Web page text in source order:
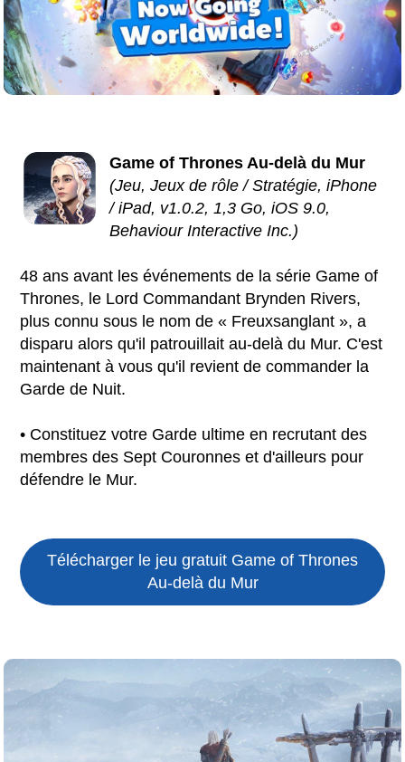
Game of Thrones Au-delà du Mur
(Jeu, Jeux de rôle / Stratégie, iPhone
/ iPad, v1.0.2, 1,3 Go, iOS 9.0,
Behaviour Interactive Inc.)
48 ans avant les événements de la série Game of
Thrones, le Lord Commandant Brynden Rivers,
plus connu sous le nom de « Freuxsanglant », a
disparu alors qu'il patrouillait au-delà du Mur. C'est
maintenant à vous qu'il revient de commander la
Garde de Nuit.
• Constituez votre Garde ultime en recrutant des
membres des Sept Couronnes et d'ailleurs pour
défendre le Mur.
Télécharger le jeu gratuit Game of Thrones
Au-delà du Mur